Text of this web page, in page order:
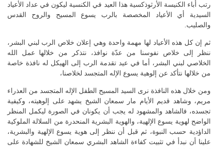
رتب أباء الكنيسة الأرثوذكسية هذا العيد في الكنسية ليكون في عداد الأعياد
السيدية أي الأعياد المخصصة بالرب يسوع المسيح والروح القدس
والصليب.
ثم إن كل هذه الأعياد لها مهمة واحدة وهي إعلان خلاص الرب لبني البشر،
ننظر إلى خلاص نفوسنا من عدّة نوافذ، نتذكر من خلالها عمل الله
الخلاصي لبني البشر، أما في عيد تقدمة الرب إلى الهيكل له نافذة خاصة
من خلالها نتأكد عن إلوهية يسوع الإله المتجسد لخلاصنا،
ومن خلال هذه النافذة نرى السيد المسيح الطفل الإله المتجسد من العذراء
مريم، وشاهد قديم الأيام مار سمعان الشيخ يشهد على إلوهيته، وكيفية
تجسده، فالشاهد والمشهود له يجب أن يكونان في الصورة ليكمل المنظر
الواضح لهوية يسوع الإلهية، والهوية البشرية المنحدرة من السلالة الملوكية
الداؤدية حسب النبوة، ثم قبل أن ننظر إلى هوية يسوع الإلهية والبشرية،
علينا أن نبدأ في تثبيت كفاءة الشاهد البشري سمعان الشيخ للشهادة على